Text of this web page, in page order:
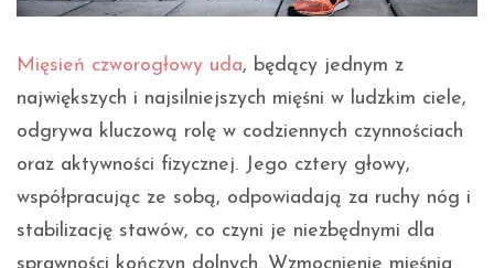
Mięsień czworogłowy uda, będący jednym z
największych i najsilniejszych mięśni w ludzkim ciele,
odgrywa kluczową rolę w codziennych czynnościach
oraz aktywności fizycznej. Jego cztery głowy,
współpracując ze sobą, odpowiadają za ruchy nóg i
stabilizację stawów, co czyni je niezbędnymi dla